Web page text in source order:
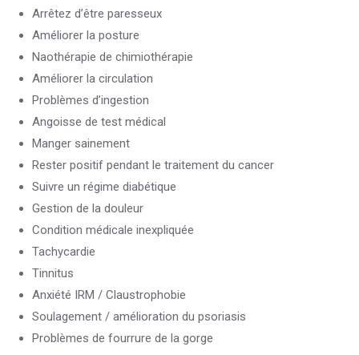
Arrêtez d’être paresseux
Améliorer la posture
Naothérapie de chimiothérapie
Améliorer la circulation
Problèmes d’ingestion
Angoisse de test médical
Manger sainement
Rester positif pendant le traitement du cancer
Suivre un régime diabétique
Gestion de la douleur
Condition médicale inexpliquée
Tachycardie
Tinnitus
Anxiété IRM / Claustrophobie
Soulagement / amélioration du psoriasis
Problèmes de fourrure de la gorge